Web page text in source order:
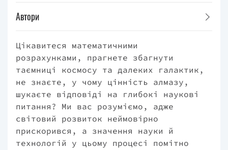
Автори
Цікавитеся математичними
розрахунками, прагнете збагнути
таємниці космосу та далеких галактик,
не знаєте, у чому цінність алмазу,
шукаєте відповіді на глибокі наукові
питання? Ми вас розуміємо, адже
світовий розвиток неймовірно
прискорився, а значення науки й
технологій у цьому процесі помітно